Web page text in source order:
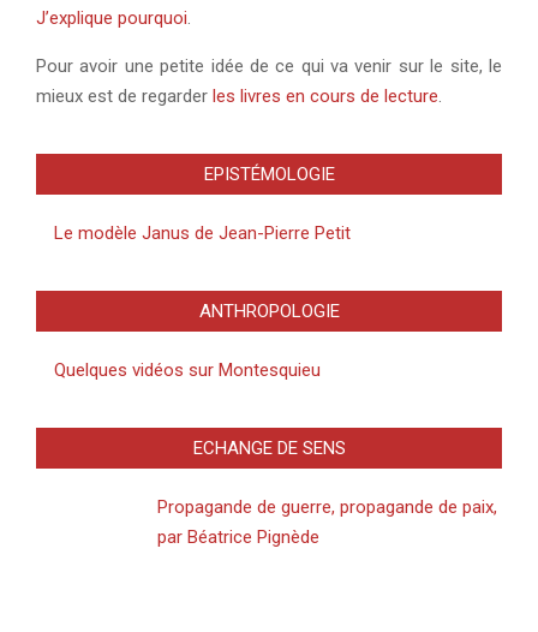
J’explique pourquoi.
Pour avoir une petite idée de ce qui va venir sur le site, le
mieux est de regarder les livres en cours de lecture.
EPISTÉMOLOGIE
Le modèle Janus de Jean-Pierre Petit
ANTHROPOLOGIE
Quelques vidéos sur Montesquieu
ECHANGE DE SENS
Propagande de guerre, propagande de paix,
par Béatrice Pignède